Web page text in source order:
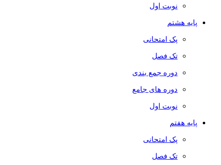
نوبت اول
پایه هشتم
پک امتحانی
تک فصل
دوره جمع بندی
دوره های جامع
نوبت اول
پایه هفتم
پک امتحانی
تک فصل